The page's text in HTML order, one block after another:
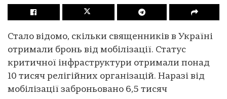
Стало відомо, скільки священників в Україні
отримали бронь від мобілізації. Статус
критичної інфраструктури отримали понад
10 тисяч релігійних організацій. Наразі від
мобілізації заброньовано 6,5 тисяч